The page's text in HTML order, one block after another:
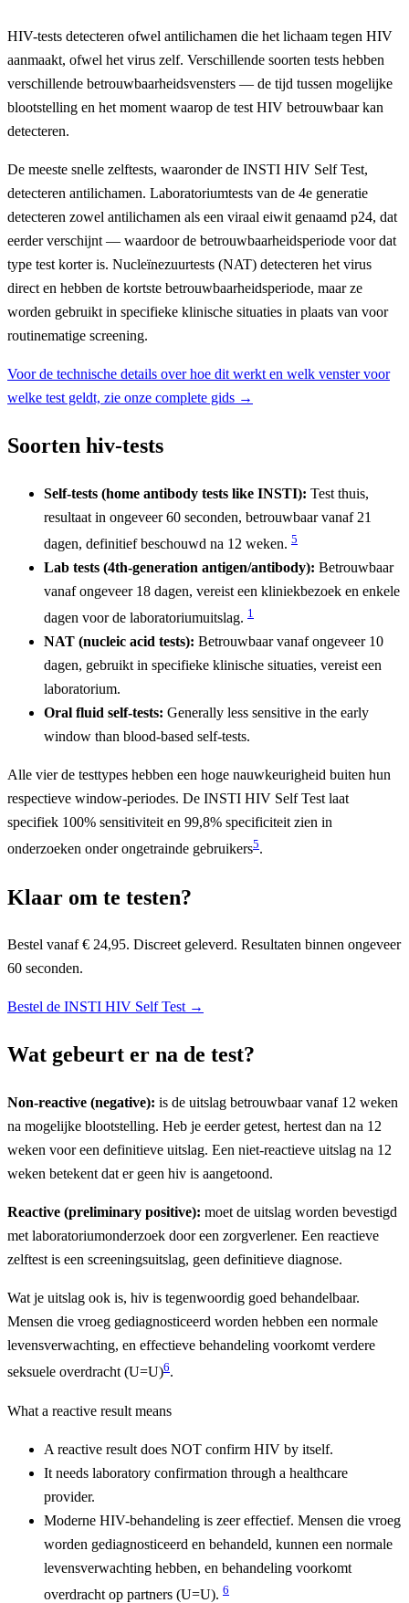
HIV-tests detecteren ofwel antilichamen die het lichaam tegen HIV
aanmaakt, ofwel het virus zelf. Verschillende soorten tests hebben
verschillende betrouwbaarheidsvensters — de tijd tussen mogelijke
blootstelling en het moment waarop de test HIV betrouwbaar kan
detecteren.
De meeste snelle zelftests, waaronder de INSTI HIV Self Test,
detecteren antilichamen. Laboratoriumtests van de 4e generatie
detecteren zowel antilichamen als een viraal eiwit genaamd p24, dat
eerder verschijnt — waardoor de betrouwbaarheidsperiode voor dat
type test korter is. Nucleïnezuurtests (NAT) detecteren het virus
direct en hebben de kortste betrouwbaarheidsperiode, maar ze
worden gebruikt in specifieke klinische situaties in plaats van voor
routinematige screening.
Voor de technische details over hoe dit werkt en welk venster voor
welke test geldt, zie onze complete gids →
Soorten hiv-tests
Self-tests (home antibody tests like INSTI): Test thuis,
resultaat in ongeveer 60 seconden, betrouwbaar vanaf 21
dagen, definitief beschouwd na 12 weken. 5
Lab tests (4th-generation antigen/antibody): Betrouwbaar
vanaf ongeveer 18 dagen, vereist een kliniekbezoek en enkele
dagen voor de laboratoriumuitslag. 1
NAT (nucleic acid tests): Betrouwbaar vanaf ongeveer 10
dagen, gebruikt in specifieke klinische situaties, vereist een
laboratorium.
Oral fluid self-tests: Generally less sensitive in the early
window than blood-based self-tests.
Alle vier de testtypes hebben een hoge nauwkeurigheid buiten hun
respectieve window-periodes. De INSTI HIV Self Test laat
specifiek 100% sensitiviteit en 99,8% specificiteit zien in
onderzoeken onder ongetrainde gebruikers5.
Klaar om te testen?
Bestel vanaf € 24,95. Discreet geleverd. Resultaten binnen ongeveer
60 seconden.
Bestel de INSTI HIV Self Test →
Wat gebeurt er na de test?
Non-reactive (negative): is de uitslag betrouwbaar vanaf 12 weken
na mogelijke blootstelling. Heb je eerder getest, hertest dan na 12
weken voor een definitieve uitslag. Een niet-reactieve uitslag na 12
weken betekent dat er geen hiv is aangetoond.
Reactive (preliminary positive): moet de uitslag worden bevestigd
met laboratoriumonderzoek door een zorgverlener. Een reactieve
zelftest is een screeningsuitslag, geen definitieve diagnose.
Wat je uitslag ook is, hiv is tegenwoordig goed behandelbaar.
Mensen die vroeg gediagnosticeerd worden hebben een normale
levensverwachting, en effectieve behandeling voorkomt verdere
seksuele overdracht (U=U)6.
What a reactive result means
A reactive result does NOT confirm HIV by itself.
It needs laboratory confirmation through a healthcare
provider.
Moderne HIV-behandeling is zeer effectief. Mensen die vroeg
worden gediagnosticeerd en behandeld, kunnen een normale
levensverwachting hebben, en behandeling voorkomt
overdracht op partners (U=U). 6